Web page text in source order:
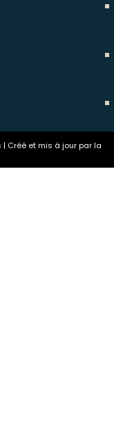
Créé et mis à jour par la